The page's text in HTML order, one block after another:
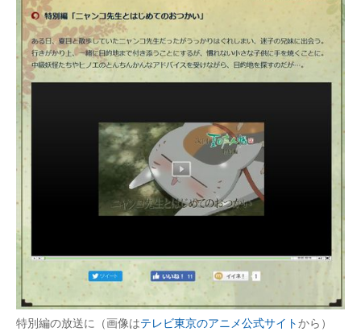
企業ITのトレンドを詳説
経営リーダーのコミュニティ
ITエンジニア向け専門サイト
企業向けIT製品の総合サイト
IT製品の技術・比較・事例
モノづくり技術者専門サイト
エレクトロニクス専門サイト
特別編の放送に（画像はテレビ東京のアニメ公式サイトから）